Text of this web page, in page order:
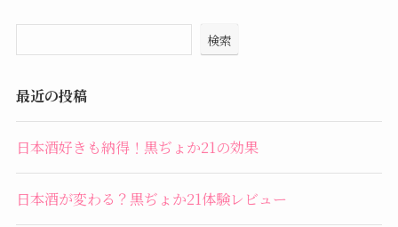
検索
最近の投稿
日本酒好きも納得！黒ぢょか21の効果
日本酒が変わる？黒ぢょか21体験レビュー